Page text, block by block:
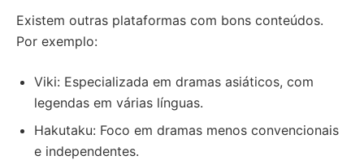
Existem outras plataformas com bons conteúdos.
Por exemplo:
Viki: Especializada em dramas asiáticos, com
legendas em várias línguas.
Hakutaku: Foco em dramas menos convencionais
e independentes.